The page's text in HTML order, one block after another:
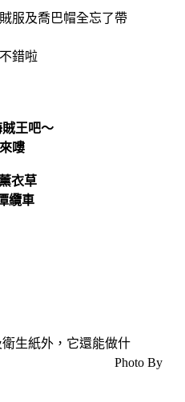
服及喬巴帽全忘了帶
錯啦
王吧～
嘍
衣草
纜車
生紙外，它還能做什
By